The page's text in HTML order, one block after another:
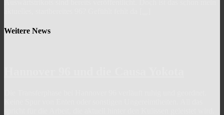
Weitere News